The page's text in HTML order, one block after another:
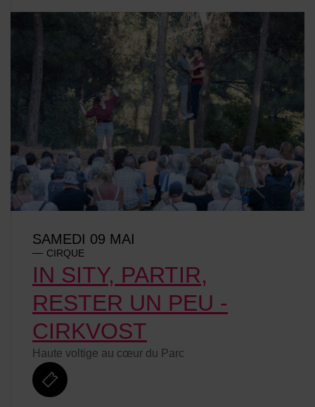
IN SITY, PARTIR,
RESTER UN PEU -
CIRKVOST
SAMEDI 09 MAI
CIRQUE
Haute voltige au cœur du Parc
billetterie